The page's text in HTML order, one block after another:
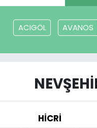
ACIGÖL AVANOS
HİCRİ